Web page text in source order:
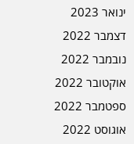
ינואר 2023
דצמבר 2022
נובמבר 2022
אוקטובר 2022
ספטמבר 2022
אוגוסט 2022